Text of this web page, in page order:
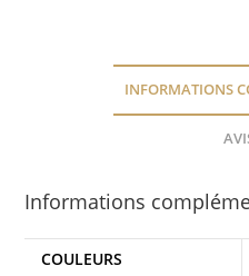
INFORMATIONS
Informations
COULEURS